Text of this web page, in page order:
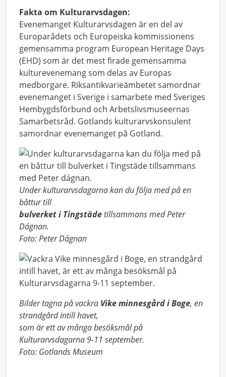
Fakta om Kulturarvsdagen:
Evenemanget Kulturarvsdagen är en del av
Europarådets och Europeiska kommissionens
gemensamma program European Heritage Days
(EHD) som är det mest firade gemensamma
kulturevenemang som delas av Europas
medborgare. Riksantikvarieämbetet samordnar
evenemanget i Sverige i samarbete med Sveriges
Hembygdsförbund och Arbetslivsmuseernas
Samarbetsråd. Gotlands kulturarvskonsulent
samordnar evenemanget på Gotland.
Under kulturarvsdagarna kan du följa med på en
båttur till
bulverket i Tingstädetillsammans med Peter
Dágnan.
Foto:Peter Dágnan
Bilder tagna på vackra Vike minnesgård i Boge, en
strandgård intill havet,
som är ett av många besöksmål på
Kulturarvsdagarna 9-11 september.
Foto: Gotlands Museum